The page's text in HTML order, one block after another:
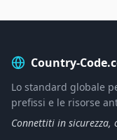
Country-
Lo standard globale
prefissi e le risorse
Connettiti in sicurezza,